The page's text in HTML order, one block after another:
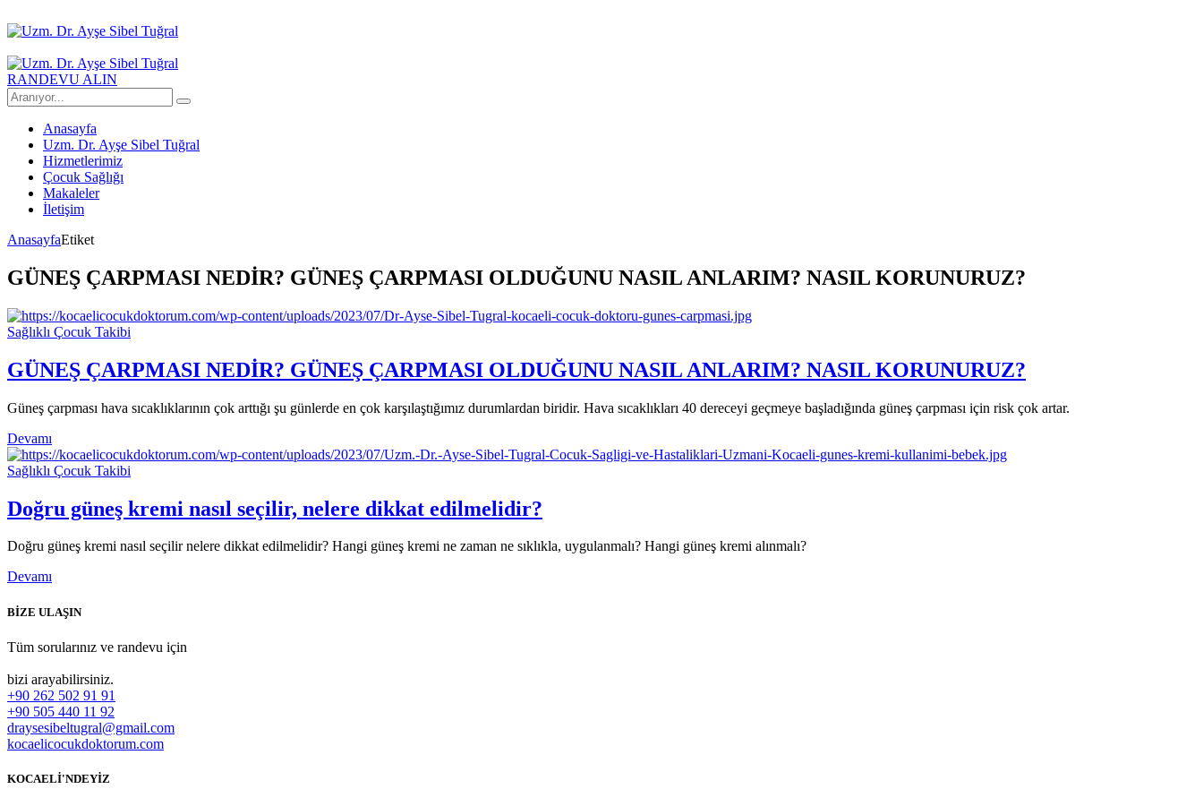
RANDEVU ALIN
Anasayfa
Uzm. Dr. Ayşe Sibel Tuğral
Hizmetlerimiz
Çocuk Sağlığı
Makaleler
İletişim
AnasayfaEtiket
GÜNEŞ ÇARPMASI NEDİR? GÜNEŞ ÇARPMASI OLDUĞUNU NASIL ANLARIM? NASIL KORUNURUZ?
Sağlıklı Çocuk Takibi
GÜNEŞ ÇARPMASI NEDİR? GÜNEŞ ÇARPMASI OLDUĞUNU NASIL ANLARIM? NASIL KORUNURUZ?
Güneş çarpması hava sıcaklıklarının çok arttığı şu günlerde en çok karşılaştığımız durumlardan biridir. Hava sıcaklıkları 40 dereceyi geçmeye başladığında güneş çarpması için risk çok artar.
Devamı
Sağlıklı Çocuk Takibi
Doğru güneş kremi nasıl seçilir, nelere dikkat edilmelidir?
Doğru güneş kremi nasıl seçilir nelere dikkat edilmelidir? Hangi güneş kremi ne zaman ne sıklıkla, uygulanmalı? Hangi güneş kremi alınmalı?
Devamı
BİZE ULAŞIN
Tüm sorularınız ve randevu için
bizi arayabilirsiniz.
+90 262 502 91 91
+90 505 440 11 92
draysesibeltugral@gmail.com
kocaelicocukdoktorum.com
KOCAELİ'NDEYİZ